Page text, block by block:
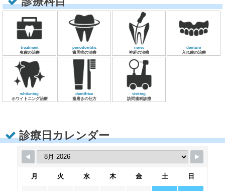
treatment
虫歯の治療
periodontitis
歯周病の治療
nerve
神経の治療
denture
入れ歯の治療
whitening
ホワイトニング治療
dentifrice
歯磨きの仕方
visiting
訪問歯科診療
診療日カレンダー
月 火 水 木 金 土 日